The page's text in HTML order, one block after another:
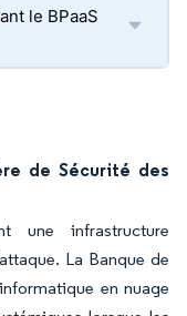
le BPaaS
de Sécurité des
une infrastructure
La Banque de
en nuage